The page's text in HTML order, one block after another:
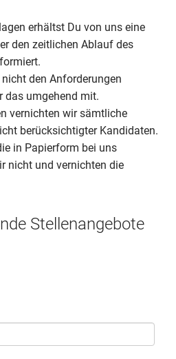
erhältst Du von uns eine
den zeitlichen Ablauf des
den Anforderungen
das umgehend mit.
vernichten wir sämtliche
berücksichtigter Kandidaten.
in Papierform bei uns
nicht und vernichten die
Stellenangebote